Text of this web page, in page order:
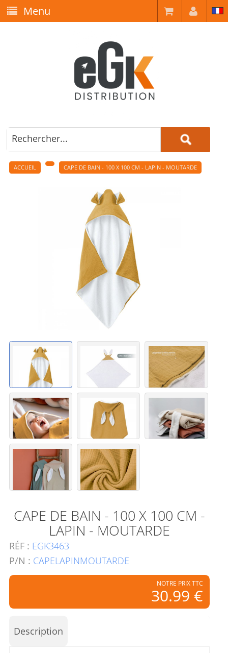
Menu
ACCUEIL CAPE DE BAIN - 100 X 100 CM - LAPIN - MOUTARDE
CAPE DE BAIN - 100 X 100 CM -
LAPIN - MOUTARDE
RÉF : EGK3463
P/N : CAPELAPINMOUTARDE
NOTRE PRIX TTC
30.99 €
Description